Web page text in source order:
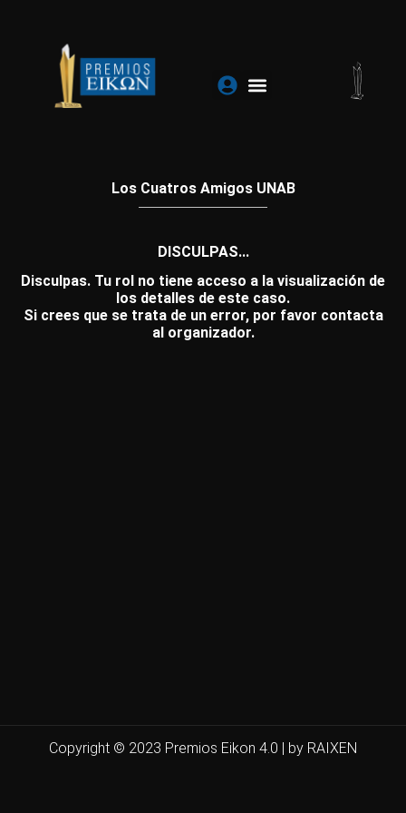
contenido
Los Cuatros Amigos UNAB
DISCULPAS...
Disculpas. Tu rol no tiene acceso a la visualización de
los detalles de este caso.
Si crees que se trata de un error, por favor contacta
al organizador.
Copyright © 2023 Premios Eikon 4.0 | by RAIXEN